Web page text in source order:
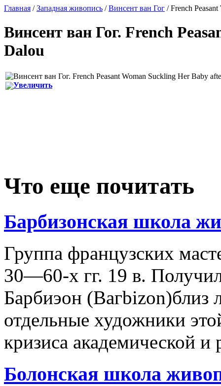
Главная /Западная живопись /Винсент ван Гог / French
Винсент ван Гог. French
Dalou
Увеличить
Что еще почитать
Барбизонская школа
Группа французских
30—60-х гг. 19 в.
Барбиэон (Вагbizon)близ
отдельные художники
кризиса академической
Болонская школа